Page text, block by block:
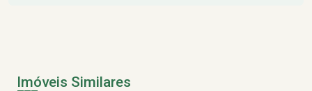
Imóveis Similares